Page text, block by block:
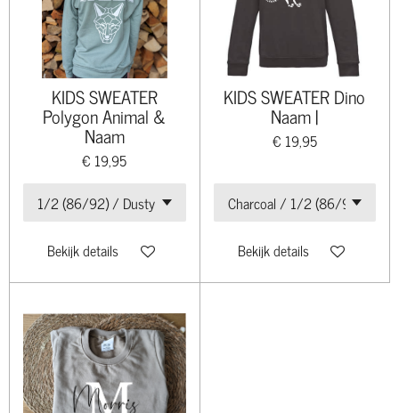
KIDS SWEATER
Polygon Animal &
Naam
€ 19,95
Bekijk details
KIDS SWEATER Dino
Naam |
€ 19,95
Bekijk details